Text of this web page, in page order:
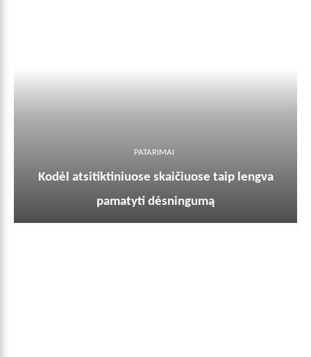
PATARIMAI
Kodėl atsitiktiniuose skaičiuose taip lengva
pamatyti dėsningumą